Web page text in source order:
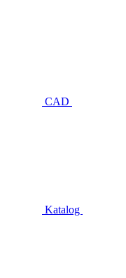
CAD
Katalog